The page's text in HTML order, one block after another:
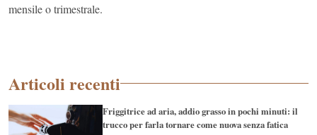
mensile o trimestrale.
Articoli recenti
Friggitrice ad aria, addio grasso in pochi minuti: il
trucco per farla tornare come nuova senza fatica